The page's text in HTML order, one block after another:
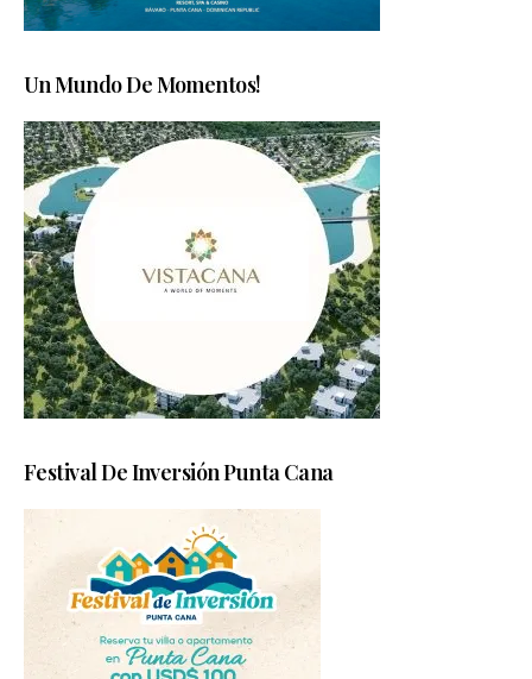
Un Mundo De Momentos!
Festival De Inversión Punta Cana